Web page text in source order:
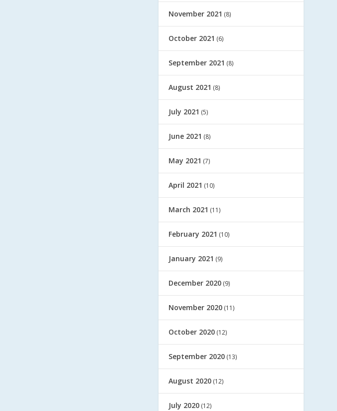
November 2021 (8)
October 2021 (6)
September 2021 (8)
August 2021 (8)
July 2021 (5)
June 2021 (8)
May 2021 (7)
April 2021 (10)
March 2021 (11)
February 2021 (10)
January 2021 (9)
December 2020 (9)
November 2020 (11)
October 2020 (12)
September 2020 (13)
August 2020 (12)
July 2020 (12)